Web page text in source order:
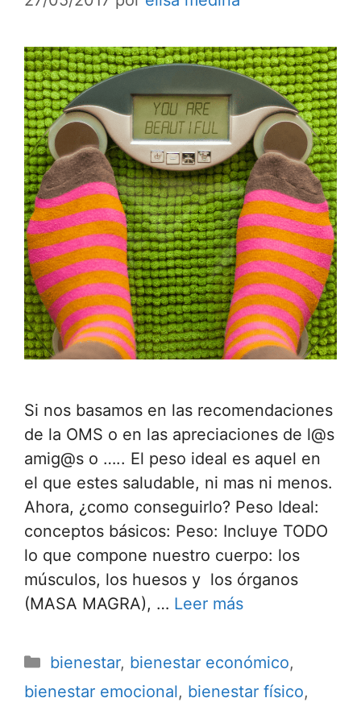
Si nos basamos en las recomendaciones
de la OMS o en las apreciaciones de l@s
amig@s o ….. El peso ideal es aquel en
el que estes saludable, ni mas ni menos.
Ahora, ¿como conseguirlo? Peso Ideal:
conceptos básicos: Peso: Incluye TODO
lo que compone nuestro cuerpo: los
músculos, los huesos y los órganos
(MASA MAGRA), … Leer más
bienestar, bienestar económico,
bienestar emocional, bienestar físico,